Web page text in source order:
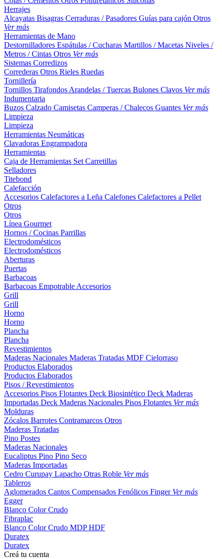
Herrajes
Alcayatas Bisagras Cerraduras / Pasadores Guías para cajón Otros
Ver más
Herramientas de Mano
Destornilladores Espátulas / Cucharas Martillos / Macetas Niveles /
Metros / Cintas Otros Ver más
Sistemas Corredizos
Correderas Otros Rieles Ruedas
Tornillería
Tornillos Tirafondos Arandelas / Tuercas Bulones Clavos Ver más
Indumentaria
Buzos Calzado Camisetas Camperas / Chalecos Guantes Ver más
Limpieza
Limpieza
Herramientas Neumáticas
Clavadoras Engrampadora
Herramientas
Caja de Herramientas Set Carretillas
Selladores
Titebond
Calefacción
Accesorios Calefactores a Leña Calefones Calefactores a Pellet
Otros
Otros
Línea Gourmet
Hornos / Cocinas Parrillas
Electrodomésticos
Electrodomésticos
Aberturas
Puertas
Barbacoas
Barbacoas Empotrable Accesorios
Grill
Grill
Horno
Horno
Plancha
Plancha
Revestimientos
Maderas Nacionales Maderas Tratadas MDF Cielorraso
Productos Elaborados
Productos Elaborados
Pisos / Revestimientos
Accesorios Pisos Flotantes Deck Biosintético Deck Maderas
Importadas Deck Maderas Nacionales Pisos Flotantes Ver más
Molduras
Zócalos Barrotes Contramarcos Otros
Maderas Tratadas
Pino Postes
Maderas Nacionales
Eucaliptus Pino Pino Seco
Maderas Importadas
Cedro Curupay Lapacho Otras Roble Ver más
Tableros
Aglomerados Cantos Compensados Fenólicos Finger Ver más
Egger
Blanco ColorCrudo
Fibraplac
Blanco ColorCrudo MDPHDF
Duratex
Duratex
Creá tu cuenta